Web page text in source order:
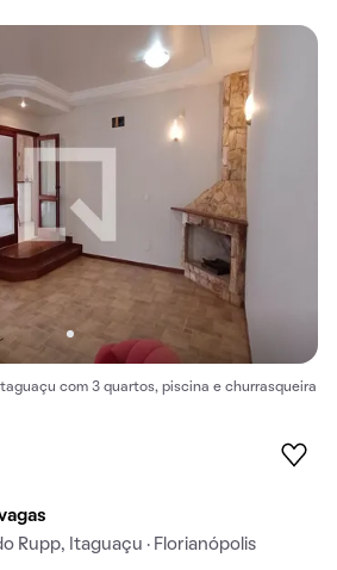
com 3 quartos, piscina e churrasqueira
Rupp, Itaguaçu · Florianópolis